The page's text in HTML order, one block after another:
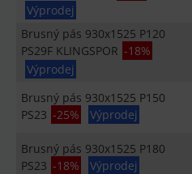
Výprodej
Brusný pás 930x1525 P120
PS29F KLINGSPOR -18%
Výprodej
Brusný pás 930x1525 P150
PS23 -25% Výprodej
Brusný pás 930x1525 P180
PS23 -18% Výprodej